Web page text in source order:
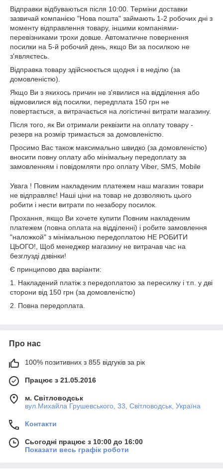
Відправки відбуваються після 10:00. Терміни доставки
зазвичай компанією "Нова пошта" займають 1-2 робочих дні з
моменту відправлення товару, іншими компаніями-
перевізниками трохи довше. Автоматичне повернення
посилки на 5-й робочий день, якщо Ви за посилкою не
з'являєтесь.
Відправка товару здійснюється щодня і в неділю (за
домовленістю).
Якщо Ви з якихось причин не з'явилися на відділення або
відмовилися від посилки, передплата 150 грн не
повертається, а витрачається на логістичні витрати магазину.
Після того, як Ви отримали реквізити на оплату товару -
резерв на розмір тримається за домовленістю.
Просимо Вас також максимально швидко (за домовленістю)
вносити повну оплату або мінімальну передоплату за
замовленням і повідомляти про оплату Viber, SMS, Mobile
Увага ! Повним накладеним платежем наш магазин товари
не відправляє! Наші ціни на товар не дозволяють цього
робити і нести витрати по незабору посилок.
Прохання, якщо Ви хочете купити Повним накладеним
платежем (повна оплата на відділенні) і робите замовлення
"наложкой" з мінімальною передоплатою НЕ РОБИТИ
ЦЬОГО!, Щоб менеджер магазину не витрачав час на
безглузді дзвінки!
Є принципово два варіанти:
1. Накладений платіж з передоплатою за пересилку і т.п. у дві
сторони від 150 грн (за домовленістю)
2. Повна передоплата.
Про нас
100% позитивних з 855 відгуків за рік
Працює з 21.05.2016
м. Світловодськ
вул.Михайла Грушевського, 33, Світловодськ, Україна
Контакти
Сьогодні працює з 10:00 до 16:00
Показати весь графік роботи